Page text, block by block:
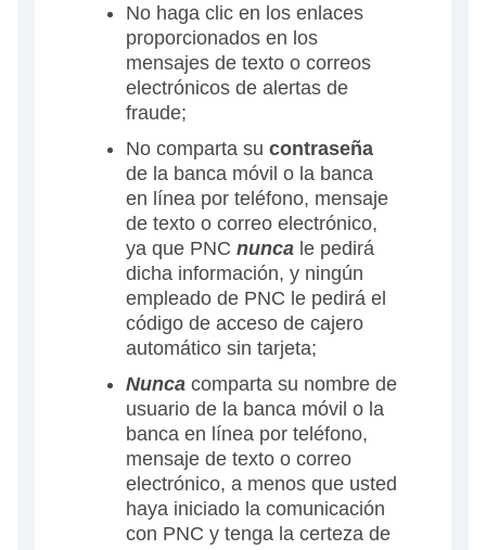
No haga clic en los enlaces
proporcionados en los
mensajes de texto o correos
electrónicos de alertas de
fraude;
No comparta su contraseña
de la banca móvil o la banca
en línea por teléfono, mensaje
de texto o correo electrónico,
ya que PNC nunca le pedirá
dicha información, y ningún
empleado de PNC le pedirá el
código de acceso de cajero
automático sin tarjeta;
Nunca comparta su nombre de
usuario de la banca móvil o la
banca en línea por teléfono,
mensaje de texto o correo
electrónico, a menos que usted
haya iniciado la comunicación
con PNC y tenga la certeza de